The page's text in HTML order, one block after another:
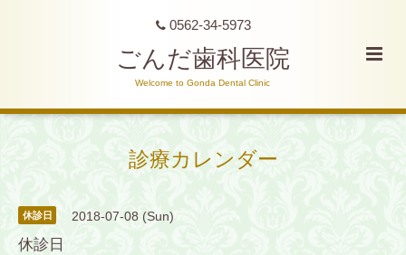
0562-34-5973
ごんだ歯科医院
Welcome to Gonda Dental Clinic
診療カレンダー
休診日 2018-07-08 (Sun)
休診日